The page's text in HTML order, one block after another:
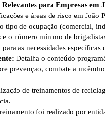
para Empresas em
e áreas de risco em João
tipo de ocupação (comercial,
o número mínimo de
as necessidades específicas
Detalha o conteúdo
prevenção, combate a
de treinamentos de
foi realizado por